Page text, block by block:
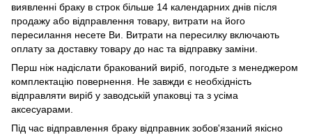
виявленні браку в строк більше 14 календарних днів після
продажу або відправлення товару, витрати на його
пересилання несете Ви. Витрати на пересилку включають
оплату за доставку товару до нас та відправку заміни.
Перш ніж надіслати бракований виріб, погодьте з менеджером
комплектацію повернення. Не завжди є необхідність
відправляти виріб у заводській упаковці та з усіма
аксесуарами.
Під час відправлення браку відправник зобов'язаний якісно